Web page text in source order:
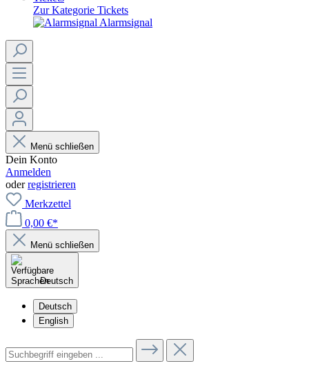
Zur Kategorie Tickets
Alarmsignal
Menü schließen
Dein Konto
Anmelden
oderregistrieren
Merkzettel
0,00 €*
Menü schließen
Deutsch
Deutsch
English